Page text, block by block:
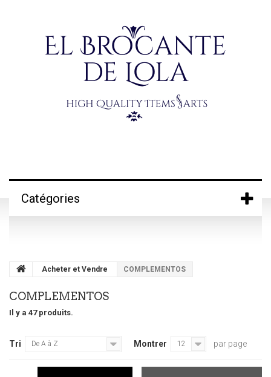
Catégories
Acheter et Vendre COMPLEMENTOS
COMPLEMENTOS
Il y a 47 produits.
Tri De A à Z Montrer 12 par page